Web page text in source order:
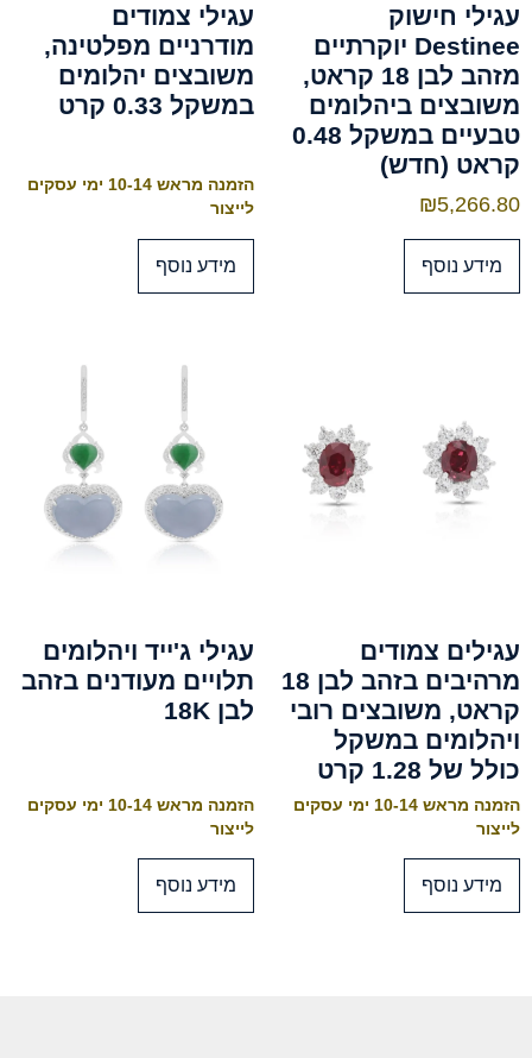
עגילי חישוק
Destinee יוקרתיים
מזהב לבן 18 קראט,
משובצים ביהלומים
טבעיים במשקל 0.48
קראט (חדש)
₪5,266.80
מידע נוסף
עגילי צמודים
מודרניים מפלטינה,
משובצים יהלומים
במשקל 0.33 קרט
הזמנה מראש 10-14 ימי עסקים
לייצור
מידע נוסף
עגילים צמודים
מרהיבים בזהב לבן 18
קראט, משובצים רובי
ויהלומים במשקל
כולל של 1.28 קרט
הזמנה מראש 10-14 ימי עסקים
לייצור
מידע נוסף
עגילי ג'ייד ויהלומים
תלויים מעודנים בזהב
לבן 18K
הזמנה מראש 10-14 ימי עסקים
לייצור
מידע נוסף